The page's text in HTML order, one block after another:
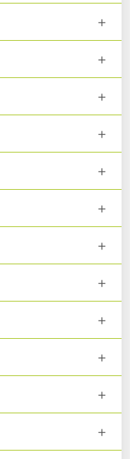
+
+
+
+
+
+
+
+
+
+
+
+